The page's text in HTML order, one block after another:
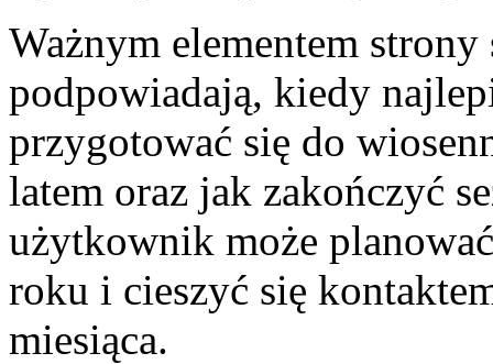
Ważnym elementem
podpowiadają, kiedy
przygotować się do
latem oraz jak zakończyć
użytkownik może
roku i cieszyć się
miesiąca.